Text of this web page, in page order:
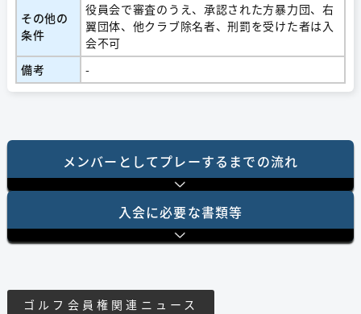
その他の
条件
役員会で審査のうえ、承認された方暴力団、右
翼団体、他クラブ除名者、刑罰を受けた者は入
会不可
備考
-
メンバーとしてプレーするまでの流れ
⼊会に必要な書類等
ゴルフ会員権関連ニュース